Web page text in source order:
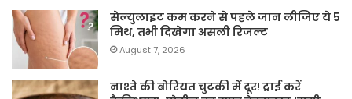
सेल्युलाइट कम करने से पहले जान लीजिए ये 5
मिथ, तभी दिखेगा असली रिजल्ट
August 7, 2026
नाश्ते की बोरियत चुटकी में दूर! ट्राई करें